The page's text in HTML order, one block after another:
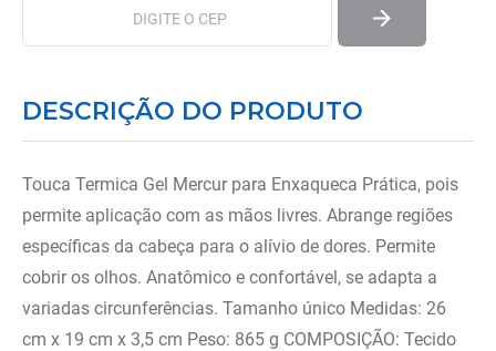
DESCRIÇÃO DO PRODUTO
Touca Termica Gel Mercur para Enxaqueca Prática, pois
permite aplicação com as mãos livres. Abrange regiões
específicas da cabeça para o alívio de dores. Permite
cobrir os olhos. Anatômico e confortável, se adapta a
variadas circunferências. Tamanho único Medidas: 26
cm x 19 cm x 3,5 cm Peso: 865 g COMPOSIÇÃO: Tecido